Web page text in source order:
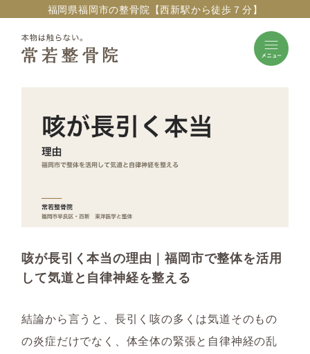
福岡県福岡市の整骨院【西新駅から徒歩７分】
咳が長引く本当の理由｜福岡市で整体を活用
して気道と自律神経を整える
結論から言うと、長引く咳の多くは気道そのもの
の炎症だけでなく、体全体の緊張と自律神経の乱